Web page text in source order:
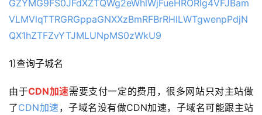
1)查询子城名
由于CDN加速需要支付一定的费用，很多网站只对主站做
了CDN加速 ，子域名没有做CDN加速，子域名可能跟主站